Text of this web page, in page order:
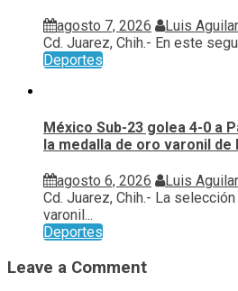
agosto 7, 2026 Luis Aguilar
Cd. Juarez, Chih.- En este
Deportes
México Sub-23 golea 4-0 a
la medalla de oro varonil
agosto 6, 2026 Luis Aguilar
Cd. Juarez, Chih.- La
varonil...
Deportes
Leave a Comment